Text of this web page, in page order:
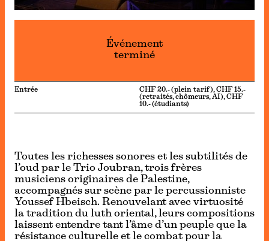
Événement
terminé
Entrée
CHF 20.- (plein tarif), CHF 15.-
(retraités, chômeurs, AI), CHF
10.- (étudiants)
Toutes les richesses sonores et les subtilités de
l’oud par le Trio Joubran, trois frères
musiciens originaires de Palestine,
accompagnés sur scène par le percussionniste
Youssef Hbeisch. Renouvelant avec virtuosité
la tradition du luth oriental, leurs compositions
laissent entendre tant l’âme d’un peuple que la
résistance culturelle et le combat pour la